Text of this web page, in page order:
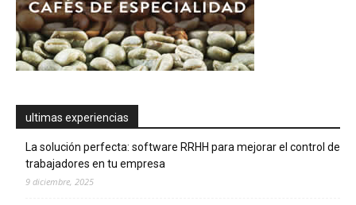
ultimas experiencias
La solución perfecta: software RRHH para mejorar el control de
trabajadores en tu empresa
9 diciembre, 2025